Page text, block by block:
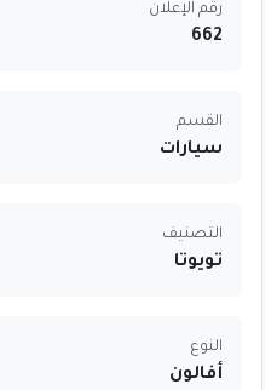
رقم الإعلان
662
القسم
سيارات
التصنيف
تويوتا
النوع
أفالون